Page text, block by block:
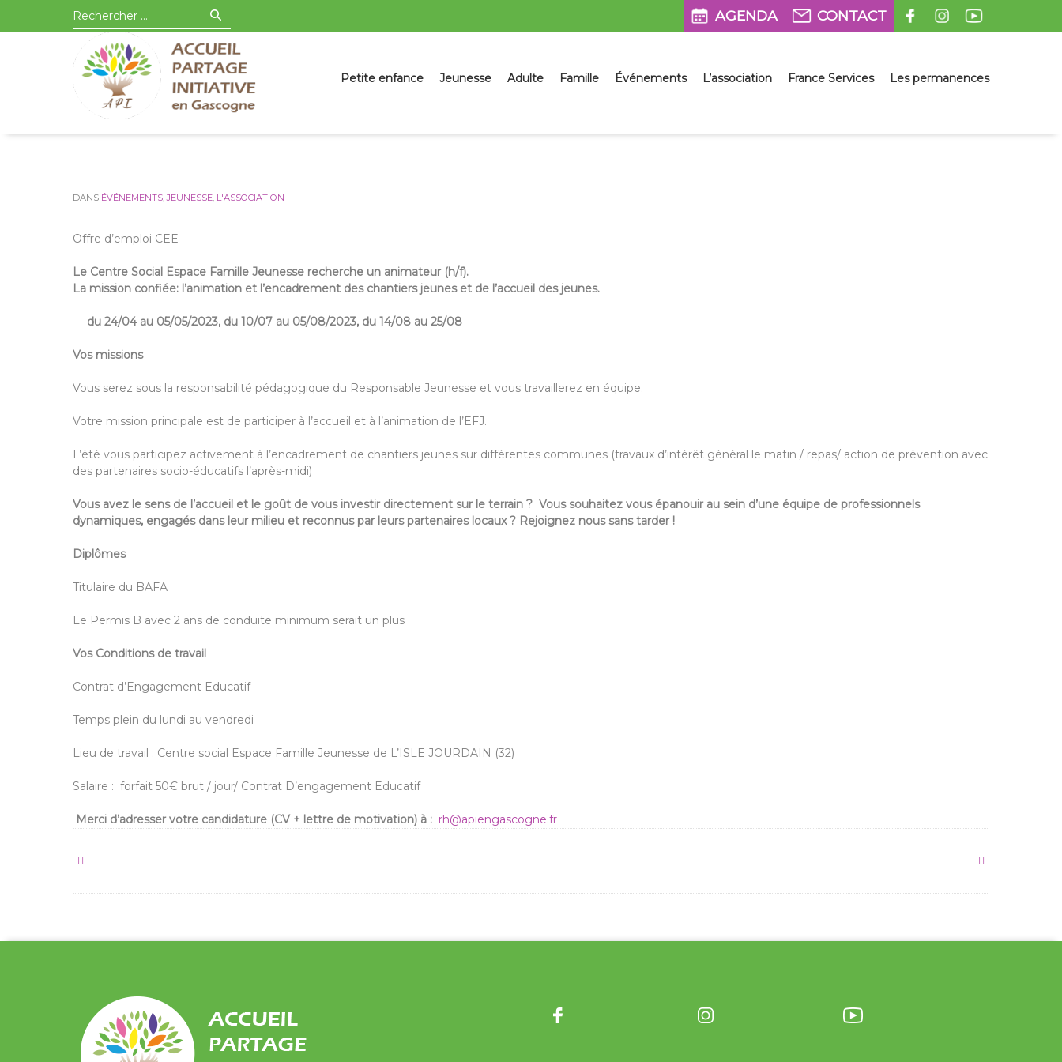
Aller
navigation
Recherche
pour
AGENDA CONTACT
API en Gascogne
Passer
Petite enfance Jeunesse Adulte Famille Événements L’association France Services Les permanences
DANS ÉVÉNEMENTS,JEUNESSE, L'ASSOCIATION
Offre d’emploi CEE
Le Centre Social Espace Famille Jeunesse recherche un animateur (h/f).
La mission confiée: l’animation et l’encadrement des chantiers jeunes et de l’accueil des jeunes.
du 24/04 au 05/05/2023, du 10/07 au 05/08/2023, du 14/08 au 25/08
Vos missions
Vous serez sous la responsabilité pédagogique du Responsable Jeunesse et vous travaillerez en équipe.
Votre mission principale est de participer à l’accueil et à l’animation de l’EFJ.
L’été vous participez activement à l’encadrement de chantiers jeunes sur différentes communes (travaux d’intérêt général le matin / repas/ action de prévention avec
des partenaires socio-éducatifs l’après-midi)
Vous avez le sens de l’accueil et le goût de vous investir directement sur le terrain ? Vous souhaitez vous épanouir au sein d’une équipe de professionnels
dynamiques, engagés dans leur milieu et reconnus par leurs partenaires locaux ? Rejoignez nous sans tarder !
Diplômes
Titulaire du BAFA
Le Permis B avec 2 ans de conduite minimum serait un plus
Vos Conditions de travail
Contrat d’Engagement Educatif
Temps plein du lundi au vendredi
Lieu de travail : Centre social Espace Famille Jeunesse de L’ISLE JOURDAIN (32)
Salaire : forfait 50€ brut / jour/ Contrat D’engagement Educatif
Merci d’adresser votre candidature (CV + lettre de motivation) à : rh@apiengascogne.fr